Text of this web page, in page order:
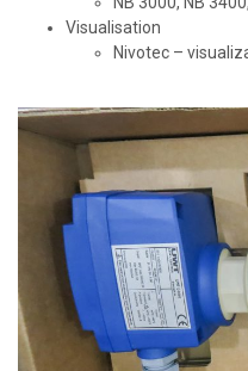
Visualisation
Nivotec –